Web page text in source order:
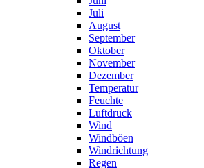
Juli
August
September
Oktober
November
Dezember
Temperatur
Feuchte
Luftdruck
Wind
Windböen
Windrichtung
Regen